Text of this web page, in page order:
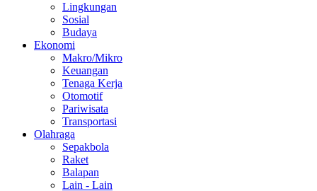
Lingkungan
Sosial
Budaya
Ekonomi
Makro/Mikro
Keuangan
Tenaga Kerja
Otomotif
Pariwisata
Transportasi
Olahraga
Sepakbola
Raket
Balapan
Lain - Lain